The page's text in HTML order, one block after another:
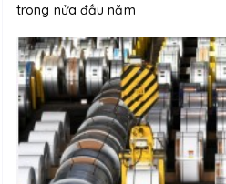
trong nửa đầu năm